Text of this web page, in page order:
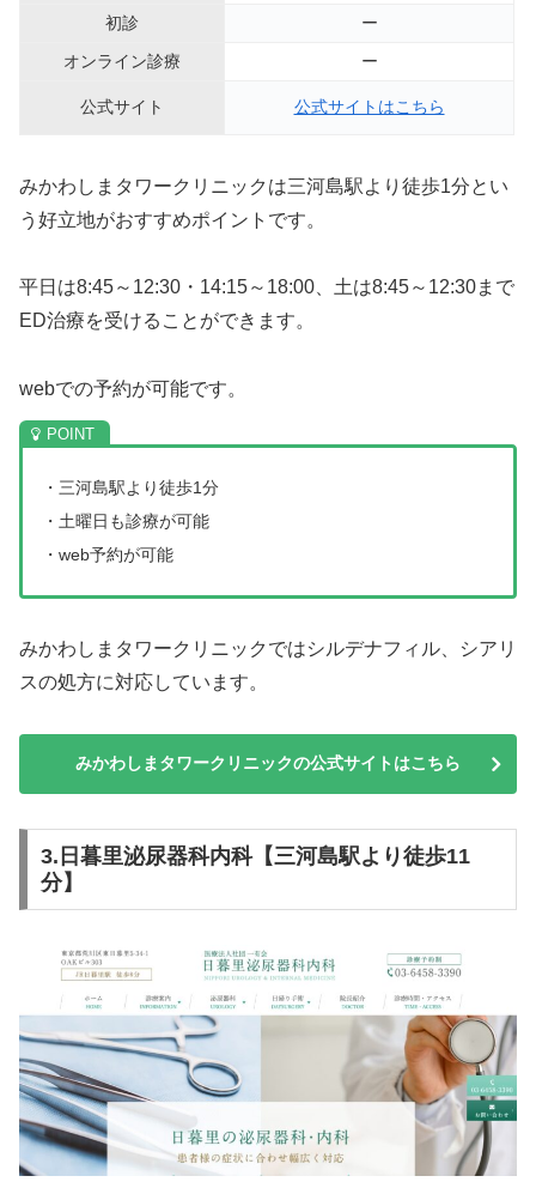
初診
ー
オンライン診療
ー
公式サイト 公式サイトはこちら
みかわしまタワークリニックは三河島駅より徒歩1分とい
う好立地がおすすめポイントです。
平日は8:45～12:30・14:15～18:00、土は8:45～12:30まで
ED治療を受けることができます。
webでの予約が可能です。
・三河島駅より徒歩1分
・土曜日も診療が可能
・web予約が可能
みかわしまタワークリニックではシルデナフィル、シアリ
スの処方に対応しています。
みかわしまタワークリニックの公式サイトはこちら
3.日暮里泌尿器科内科【三河島駅より徒歩11
分】